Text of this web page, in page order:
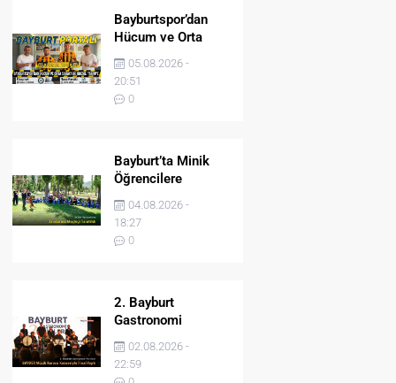
Bayburtspor’dan
Hücum ve Orta
Sahaya İki Önemli
Takviye
05.08.2026 -
20:51
0
Bayburt’ta Minik
Öğrencilere
Jandarma Mesleği
Tanıtıldı
04.08.2026 -
18:27
0
2. Bayburt
Gastronomi
Festivali BAYDER
Müzik Korosu
Konseriyle Final
02.08.2026 -
22:59